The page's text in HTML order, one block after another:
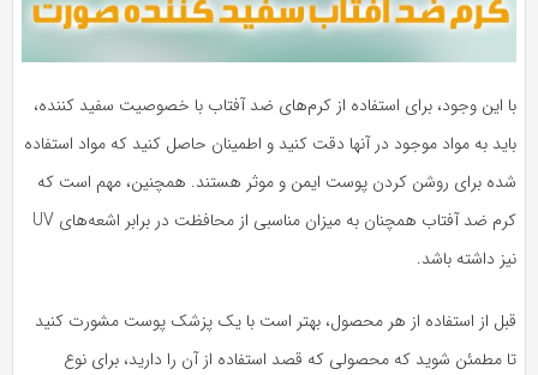
این وجود، برای استفاده از کرم‌های ضد آفتاب با خصوصیت سفید کننده،
به مواد موجود در آنها دقت کنید و اطمینان حاصل کنید که مواد استفاده
برای روشن کردن پوست ایمن و موثر هستند. همچنین، مهم است که
کرم ضد آفتاب همچنان به میزان مناسبی از محافظت در برابر اشعه‌های UV
داشته باشد.
از استفاده از هر محصول، بهتر است با یک پزشک پوست مشورت کنید
مطمئن شوید که محصولی که قصد استفاده از آن را دارید، برای نوع